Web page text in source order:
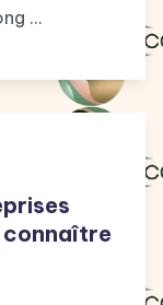
…
connaître